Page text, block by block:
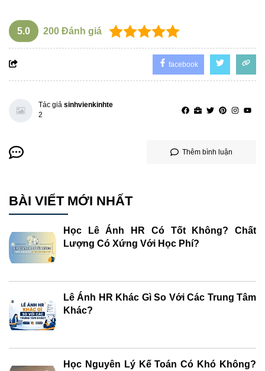
5.0 200 Đánh giá
facebook
Tác giả sinhvienkinhte
2
Thêm bình luận
BÀI VIẾT MỚI NHẤT
Học Lê Ánh HR Có Tốt Không? Chất
Lượng Có Xứng Với Học Phí?
Lê Ánh HR Khác Gì So Với Các Trung Tâm
Khác?
Học Nguyên Lý Kế Toán Có Khó Không?